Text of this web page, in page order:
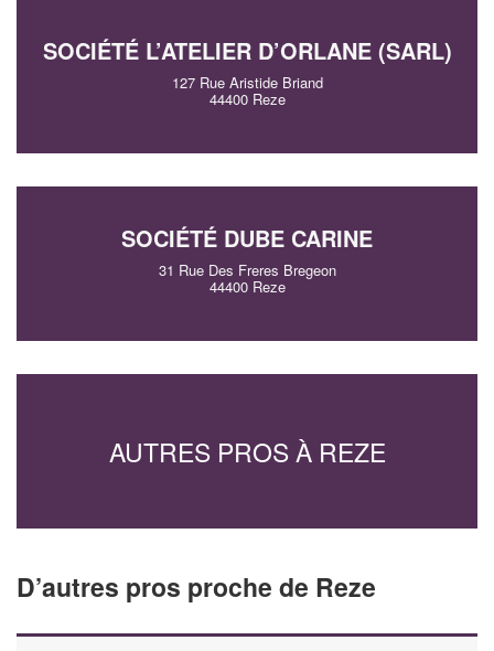
SOCIÉTÉ L’ATELIER D’ORLANE (SARL)
127 Rue Aristide Briand
44400 Reze
SOCIÉTÉ DUBE CARINE
31 Rue Des Freres Bregeon
44400 Reze
AUTRES PROS À REZE
D’autres pros proche de Reze